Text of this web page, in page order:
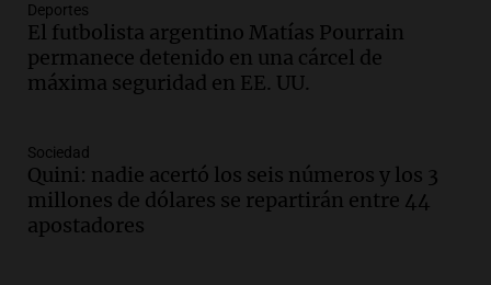
Audio.
recuerdo del paso de Juan Pablo II: "Te
traspasaba con la mirada"
Amamos los Domingos
Audio.
un imperdible cordobés para los
amantes de la astronomía
Amamos los Domingos
Deportes
El futbolista argentino Matías Pourrain
permanece detenido en una cárcel de
máxima seguridad en EE. UU.
Sociedad
Quini: nadie acertó los seis números y los 3
millones de dólares se repartirán entre 44
apostadores